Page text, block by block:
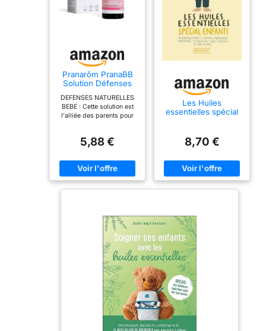
Pranarôm PranaBB
Solution Défenses
DEFENSES NATURELLES
BEBE : Cette solution est
l'alliée des parents pour
notamment pour les
crèche. UNE SYNERGIE
CIBLEE : Contient des
huiles essentielles
super, Ravintsara, alliées
aux huiles végétales
support de noyaux
d'abricot et tournesol. DES
HUILES ESSENTIELLES
CHÉMOTYPÉES : Les
huiles essentielles
composant cette synergie
sont certifiées HECT, ce
qui signifie que leur
composition a été
analysée afin de garantir
5,88 €
Les Huiles
essentielles spécial
8,70 €